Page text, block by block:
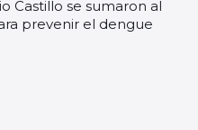
Castillo se sumaron al
prevenir el dengue